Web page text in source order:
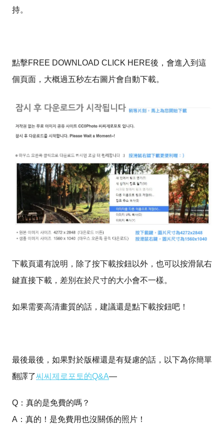
持。
點擊FREE DOWNLOAD CLICK HERE後，會進入到這
個頁面，大概過五秒左右圖片會自動下載。
下載頁還有說明，除了按下載按鈕以外，也可以按滑鼠右
鍵直接下載，差別在於尺寸的大小會不一樣。
如果需要高清畫質的話，建議還是點下載按鈕吧！
最後最後，如果對於版權還是有疑慮的話，以下為你簡單
翻譯了씨씨제로포토的Q&A—
Q：真的是免費的嗎？
A：真的！是免費用也沒關係的照片！